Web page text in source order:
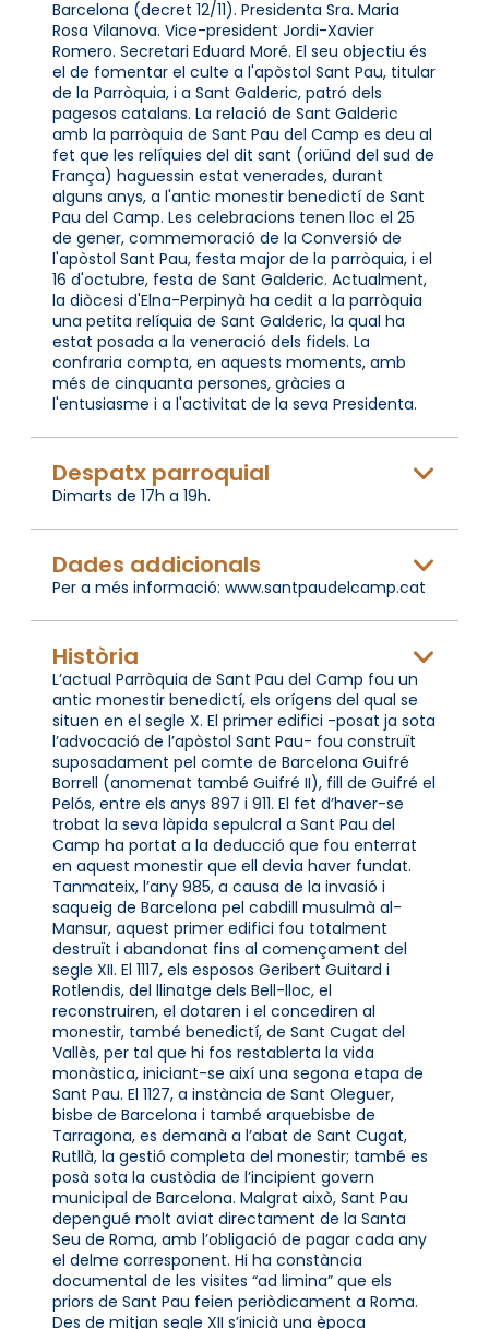
Barcelona (decret 12/11). Presidenta Sra. Maria
Rosa Vilanova. Vice-president Jordi-Xavier
Romero. Secretari Eduard Moré. El seu objectiu és
el de fomentar el culte a l'apòstol Sant Pau, titular
de la Parròquia, i a Sant Galderic, patró dels
pagesos catalans. La relació de Sant Galderic
amb la parròquia de Sant Pau del Camp es deu al
fet que les relíquies del dit sant (oriünd del sud de
França) haguessin estat venerades, durant
alguns anys, a l'antic monestir benedictí de Sant
Pau del Camp. Les celebracions tenen lloc el 25
de gener, commemoració de la Conversió de
l'apòstol Sant Pau, festa major de la parròquia, i el
16 d'octubre, festa de Sant Galderic. Actualment,
la diòcesi d'Elna-Perpinyà ha cedit a la parròquia
una petita relíquia de Sant Galderic, la qual ha
estat posada a la veneració dels fidels. La
confraria compta, en aquests moments, amb
més de cinquanta persones, gràcies a
l'entusiasme i a l'activitat de la seva Presidenta.
Despatx parroquial
Dimarts de 17h a 19h.
Dades addicionals
Per a més informació: www.santpaudelcamp.cat
Història
L’actual Parròquia de Sant Pau del Camp fou un
antic monestir benedictí, els orígens del qual se
situen en el segle X. El primer edifici -posat ja sota
l’advocació de l’apòstol Sant Pau- fou construït
suposadament pel comte de Barcelona Guifré
Borrell (anomenat també Guifré II), fill de Guifré el
Pelós, entre els anys 897 i 911. El fet d’haver-se
trobat la seva làpida sepulcral a Sant Pau del
Camp ha portat a la deducció que fou enterrat
en aquest monestir que ell devia haver fundat.
Tanmateix, l’any 985, a causa de la invasió i
saqueig de Barcelona pel cabdill musulmà al-
Mansur, aquest primer edifici fou totalment
destruït i abandonat fins al començament del
segle XII. El 1117, els esposos Geribert Guitard i
Rotlendis, del llinatge dels Bell-lloc, el
reconstruiren, el dotaren i el concediren al
monestir, també benedictí, de Sant Cugat del
Vallès, per tal que hi fos restablerta la vida
monàstica, iniciant-se així una segona etapa de
Sant Pau. El 1127, a instància de Sant Oleguer,
bisbe de Barcelona i també arquebisbe de
Tarragona, es demanà a l’abat de Sant Cugat,
Rutllà, la gestió completa del monestir; també es
posà sota la custòdia de l’incipient govern
municipal de Barcelona. Malgrat això, Sant Pau
depengué molt aviat directament de la Santa
Seu de Roma, amb l’obligació de pagar cada any
el delme corresponent. Hi ha constància
documental de les visites “ad limina” que els
priors de Sant Pau feien periòdicament a Roma.
Des de mitjan segle XII s’inicià una època